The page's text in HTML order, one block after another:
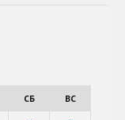
СБ ВС